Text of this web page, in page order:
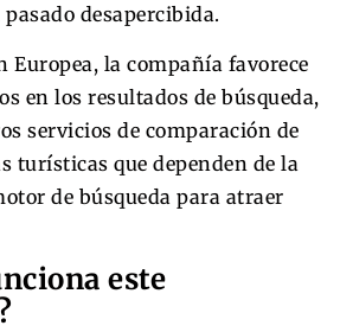
desapercibida.
Europea, la compañía favorece
en los resultados de búsqueda,
servicios de comparación de
turísticas que dependen de la
de búsqueda para atraer
este